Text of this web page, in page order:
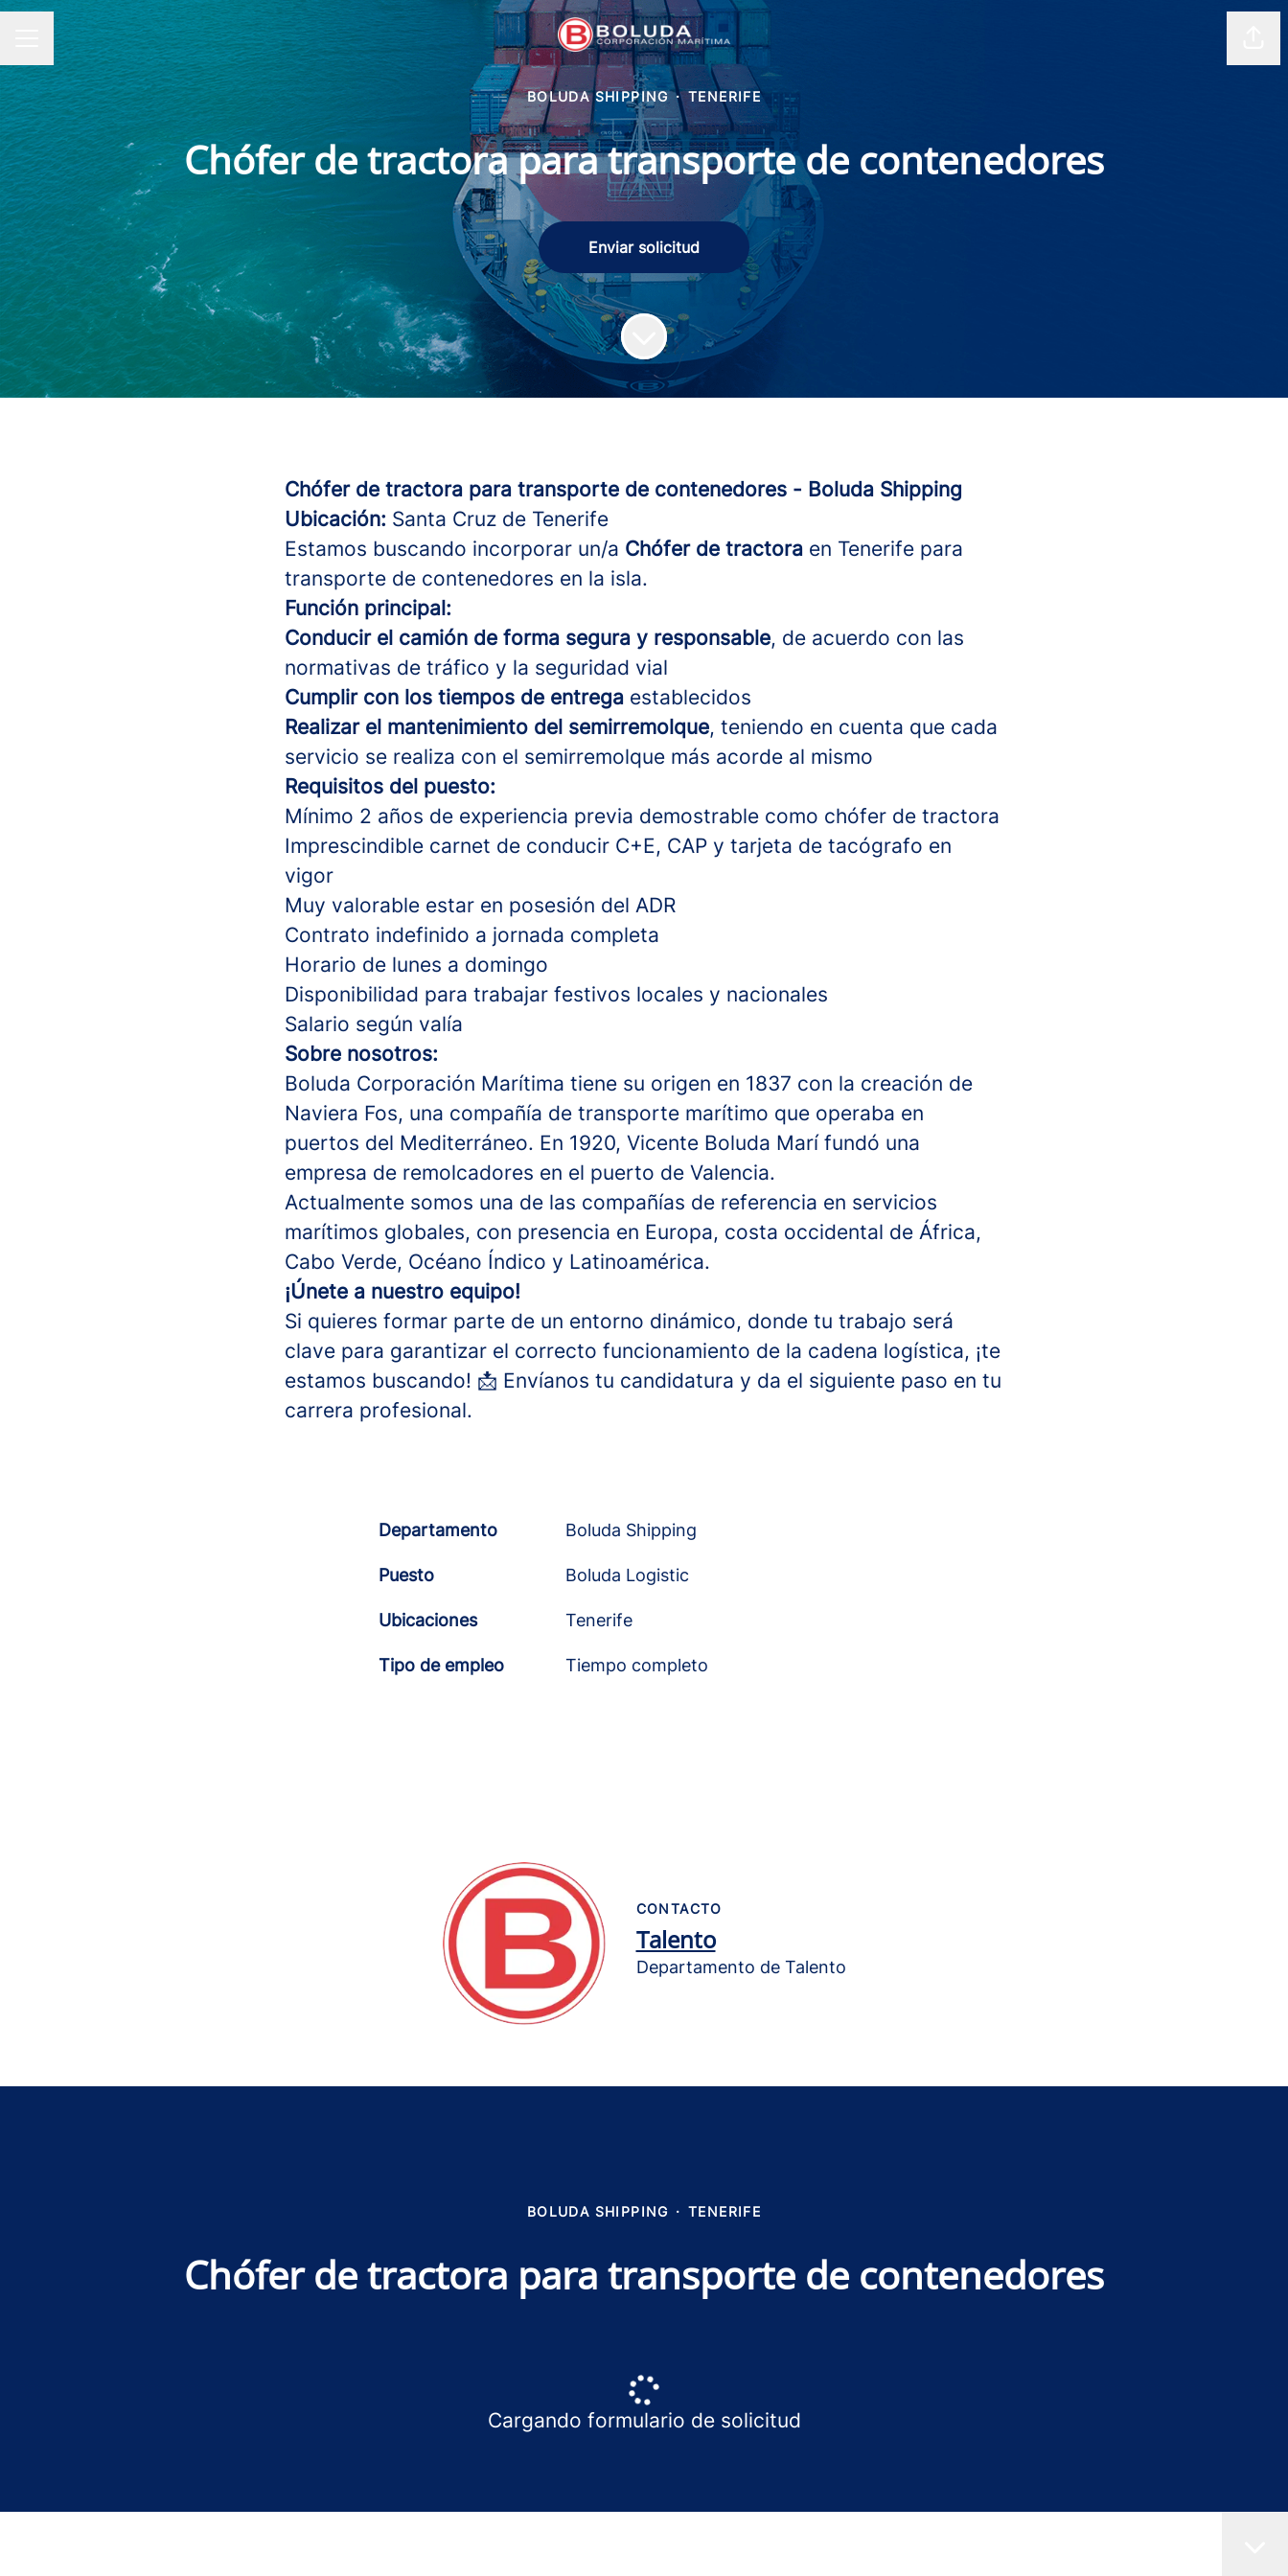
MENÚ DE EMPLEO
BOLUDA SHIPPING · TENERIFE
Chófer de tractora para transporte de contenedores
Enviar solicitud
Chófer de tractora para transporte de contenedores - Boluda Shipping
Ubicación: Santa Cruz de Tenerife
Estamos buscando incorporar un/a Chófer de tractora en Tenerife para
transporte de contenedores en la isla.
Función principal:
Conducir el camión de forma segura y responsable, de acuerdo con las
normativas de tráfico y la seguridad vial
Cumplir con los tiempos de entrega establecidos
Realizar el mantenimiento del semirremolque, teniendo en cuenta que cada
servicio se realiza con el semirremolque más acorde al mismo
Requisitos del puesto:
Mínimo 2 años de experiencia previa demostrable como chófer de tractora
Imprescindible carnet de conducir C+E, CAP y tarjeta de tacógrafo en
vigor
Muy valorable estar en posesión del ADR
Contrato indefinido a jornada completa
Horario de lunes a domingo
Disponibilidad para trabajar festivos locales y nacionales
Salario según valía
Sobre nosotros:
Boluda Corporación Marítima tiene su origen en 1837 con la creación de
Naviera Fos, una compañía de transporte marítimo que operaba en
puertos del Mediterráneo. En 1920, Vicente Boluda Marí fundó una
empresa de remolcadores en el puerto de Valencia.
Actualmente somos una de las compañías de referencia en servicios
marítimos globales, con presencia en Europa, costa occidental de África,
Cabo Verde, Océano Índico y Latinoamérica.
¡Únete a nuestro equipo!
Si quieres formar parte de un entorno dinámico, donde tu trabajo será
clave para garantizar el correcto funcionamiento de la cadena logística, ¡te
estamos buscando! 📩 Envíanos tu candidatura y da el siguiente paso en tu
carrera profesional.
Departamento Boluda Shipping
Puesto Boluda Logistic
Ubicaciones Tenerife
Tipo de empleo Tiempo completo
CONTACTO
Talento
Departamento de Talento
BOLUDA SHIPPING · TENERIFE
Chófer de tractora para transporte de contenedores
Cargando formulario de solicitud